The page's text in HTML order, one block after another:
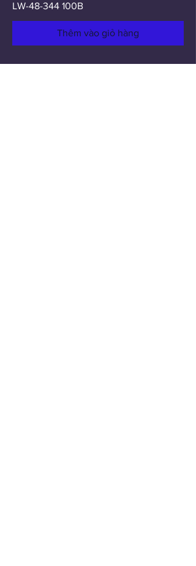
LW-48-344 100B
Thêm vào giỏ hàng